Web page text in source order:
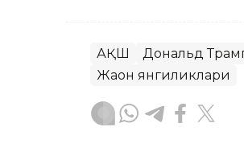
АҚШ Дональд
Жаҳон янгиликлари